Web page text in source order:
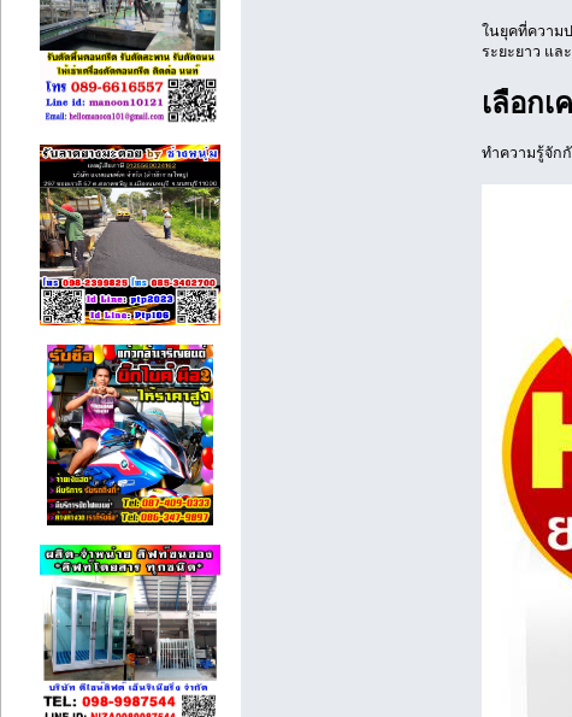
ในยุคที่ความ
ระยะยาว แ
เลือก
ทำความรู้จัก